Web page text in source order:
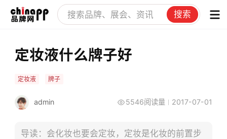
搜索
定妆液什么牌子好
定妆液 牌子
admin 5546阅读量 2017-07-01
导读：会化妆也要会定妆，定妆是化妆的前置步